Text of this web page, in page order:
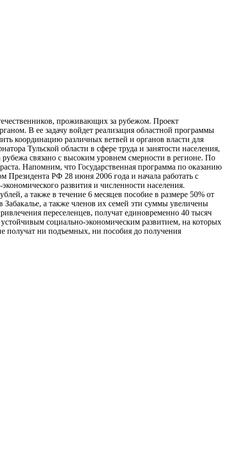
проживающих за рубежом. Проект
В ее задачу войдет реализация областной программы
координацию различных ветвей и органов власти для
Тульской области в сфере труда и занятости населения,
связано с высоким уровнем смерности в регионе. По
Напомним, что Государственная программа по оказанию
РФ 28 июня 2006 года и начала работать с
развития и численности населения.
а также в течение 6 месяцев пособие в размере 50% от
а также членов их семей эти суммы увеличены
переселенцев, получат единовременно 40 тысяч
социально-экономическим развитием, на которых
получат ни подъемных, ни пособия до получения